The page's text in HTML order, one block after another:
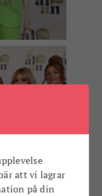
att vi lagrar
på din